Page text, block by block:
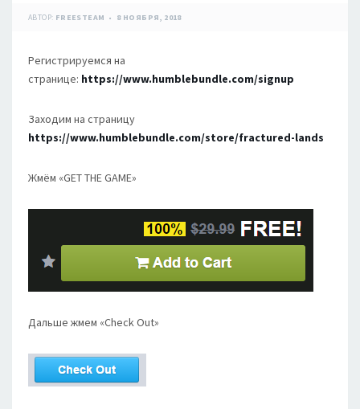
АВТОР: FREESTEAM 8 НОЯБРЯ, 2018
Регистрируемся на
странице: https://www.humblebundle.com/signup
Заходим на страницу
https://www.humblebundle.com/store/fractured-lands
Жмём «GET THE GAME»
Дальше жмем «Check Out»